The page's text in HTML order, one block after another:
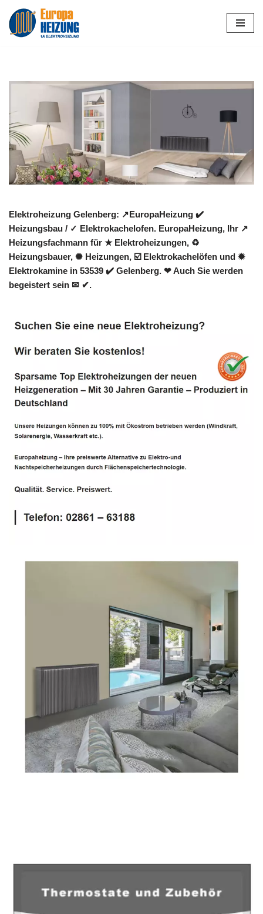
Zum
Elektroheizung Gelenberg: ↗️EuropaHeizung ✔️
Heizungsbau / ✓ Elektrokachelofen. EuropaHeizung, Ihr ↗️
Heizungsfachmann für ★ Elektroheizungen, ♻
Heizungsbauer, ✺ Heizungen, ☑️ Elektrokachelöfen und ✹
Elektrokamine in 53539 ✔️ Gelenberg. ❤ Auch Sie werden
begeistert sein ✉ ✔.